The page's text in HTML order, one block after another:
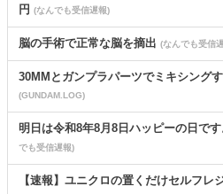
円 (なんでも受信遅報)
脳の手術で正常な脳を摘出 (なんでも受信
30MMとガンプラパーツでミキシング
(GUNDAM.LOG)
明日は令和8年8月8日ハッピーの日で
でも受信遅報)
【速報】ユニクロの置くだけセルフレ